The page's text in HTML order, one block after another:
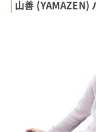
山善 (YAMAZEN)